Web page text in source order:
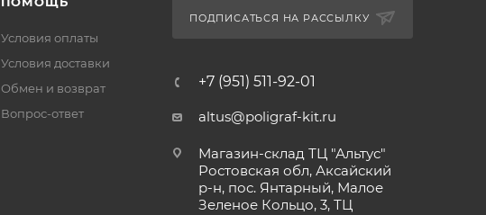
Условия оплаты
Условия доставки
Обмен и возврат
Вопрос-ответ
ПОДПИСАТЬСЯ НА РАССЫЛКУ
+7 (951) 511-92-01
altus@poligraf-kit.ru
Магазин-склад ТЦ "Альтус"
Ростовская обл, Аксайский
р-н, пос. Янтарный, Малое
Зеленое Кольцо, 3, ТЦ